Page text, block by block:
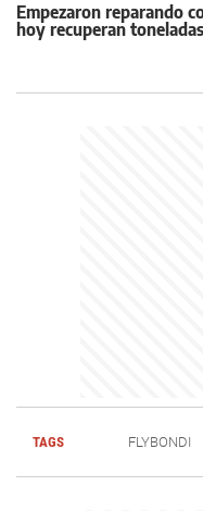
Empezaron reparando
hoy recuperan
TAGS FLYBONDI